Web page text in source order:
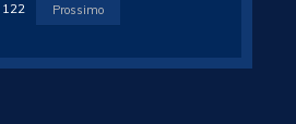
122 Prossimo